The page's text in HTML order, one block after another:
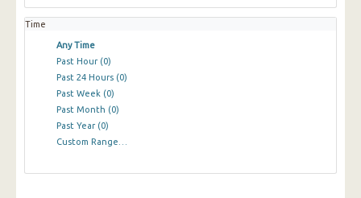
Time
Any Time
Past Hour (0)
Past 24 Hours (0)
Past Week (0)
Past Month (0)
Past Year (0)
Custom Range…